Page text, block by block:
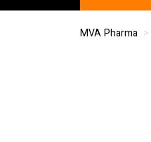
MVA Pharma